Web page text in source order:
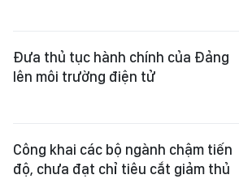
Đưa thủ tục hành chính của Đảng
lên môi trường điện tử
Công khai các bộ ngành chậm tiến
độ, chưa đạt chỉ tiêu cắt giảm thủ